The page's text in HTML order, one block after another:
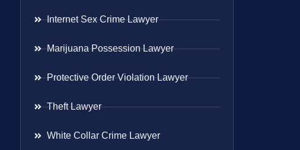
Internet Sex Crime Lawyer
Marijuana Possession Lawyer
Protective Order Violation Lawyer
Theft Lawyer
White Collar Crime Lawyer